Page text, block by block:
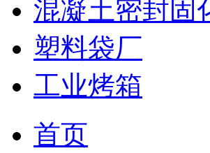
混凝土密封固
塑料袋厂
工业烤箱
首页